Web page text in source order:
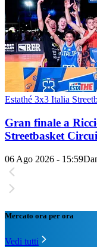
Estathé 3x3 Italia
Gran finale a
Streetbasket
06 Ago 2026 - 15:59
Mercato ora per ora
Vedi tutti